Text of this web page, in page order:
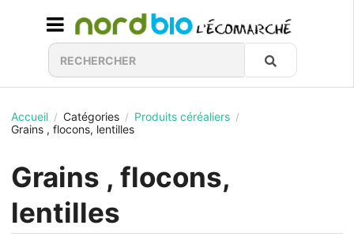
Accueil / Catégories / Produits céréaliers /
Grains , flocons, lentilles
Grains , flocons,
lentilles